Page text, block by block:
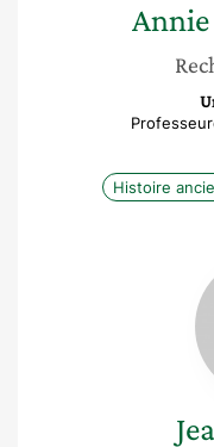
Annie
Histoire